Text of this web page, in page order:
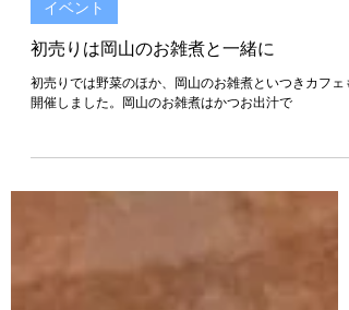
2025年1月7日
イベント
初売りは岡山のお雑煮と一緒に
開催しました。岡山のお雑煮はかつお出汁で